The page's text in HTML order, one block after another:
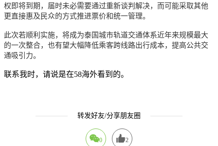
权即将到期，届时未必需要通过重新谈判解决，而可能采取其他
更直接惠及民众的方式推进票价和统一管理。
此次若顺利实施，将成为泰国城市轨道交通体系近年来规模最大
的一次整合，也有望大幅降低乘客跨线路出行成本，提高公共交
通吸引力。
联系我时，请说是在58海外看到的。
转发好友/分享朋友圈
0 2